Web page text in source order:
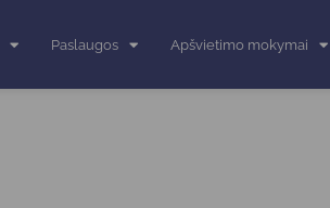
Paslaugos Apšvietimo mokymai